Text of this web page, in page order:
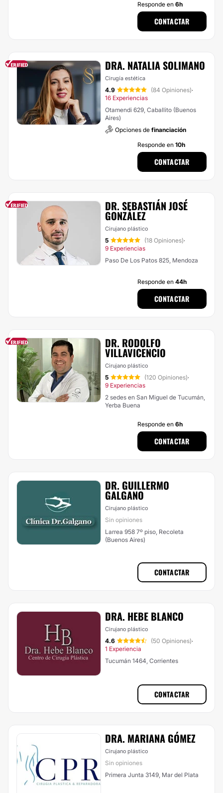
Responde en 6h
CONTACTAR
DRA. NATALIA SOLIMANO
Cirugía estética
4.9 (84 Opiniones)·
16 Experiencias
Otamendi 629, Caballito (Buenos
Aires)
Opciones de financiación
Responde en 10h
CONTACTAR
DR. SEBASTIÁN JOSÉ
GONZÁLEZ
Cirujano plástico
5 (18 Opiniones)·
9 Experiencias
Paso De Los Patos 825, Mendoza
Responde en 44h
CONTACTAR
DR. RODOLFO
VILLAVICENCIO
Cirujano plástico
5 (120 Opiniones)·
9 Experiencias
2 sedes en San Miguel de Tucumán,
Yerba Buena
Responde en 6h
CONTACTAR
DR. GUILLERMO
GALGANO
Cirujano plástico
Sin opiniones
Larrea 958 7º piso, Recoleta
(Buenos Aires)
CONTACTAR
DRA. HEBE BLANCO
Cirujano plástico
4.6 (50 Opiniones)·
1 Experiencia
Tucumán 1464, Corrientes
CONTACTAR
DRA. MARIANA GÓMEZ
Cirujano plástico
Sin opiniones
Primera Junta 3149, Mar del Plata